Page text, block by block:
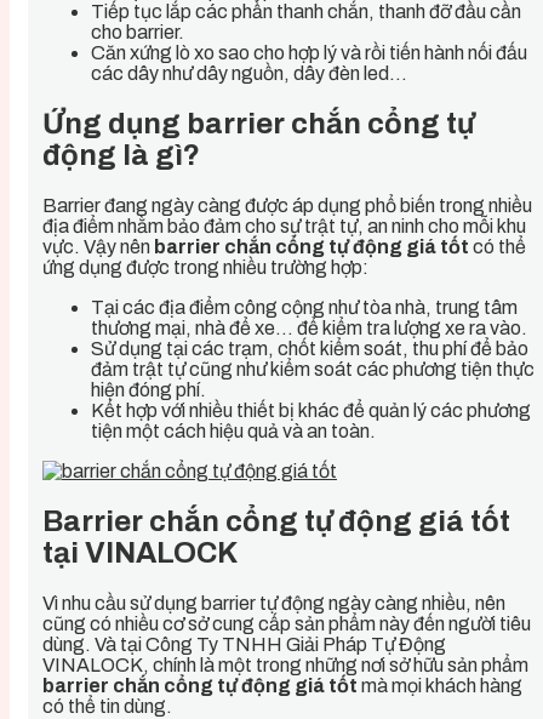
Tiếp tục lắp các phần thanh chắn, thanh đỡ đầu cần
cho barrier.
Căn xứng lò xo sao cho hợp lý và rồi tiến hành nối đấu
các dây như dây nguồn, dây đèn led…
Ứng dụng barrier chắn cổng tự
động là gì?
Barrier đang ngày càng được áp dụng phổ biến trong nhiều
địa điểm nhằm bảo đảm cho sự trật tự, an ninh cho mỗi khu
vực. Vậy nên barrier chắn cổng tự động giá tốt có thể
ứng dụng được trong nhiều trường hợp:
Tại các địa điểm công cộng như tòa nhà, trung tâm
thương mại, nhà để xe… để kiểm tra lượng xe ra vào.
Sử dụng tại các trạm, chốt kiểm soát, thu phí để bảo
đảm trật tự cũng như kiểm soát các phương tiện thực
hiện đóng phí.
Kết hợp với nhiều thiết bị khác để quản lý các phương
tiện một cách hiệu quả và an toàn.
Barrier chắn cổng tự động giá tốt
tại VINALOCK
Vì nhu cầu sử dụng barrier tự động ngày càng nhiều, nên
cũng có nhiều cơ sở cung cấp sản phẩm này đến người tiêu
dùng. Và tại Công Ty TNHH Giải Pháp Tự Động
VINALOCK, chính là một trong những nơi sở hữu sản phẩm
barrier chắn cổng tự động giá tốt mà mọi khách hàng
có thể tin dùng.